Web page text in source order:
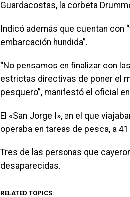
Guardacostas, la corbeta
Indicó además que cuentan
embarcación hundida”.
“No pensamos en finalizar con
estrictas directivas de poner el
pesquero”, manifestó el oficial
El «San Jorge I», en el que
operaba en tareas de pesca, a
Tres de las personas que
desaparecidas.
RELATED TOPICS: